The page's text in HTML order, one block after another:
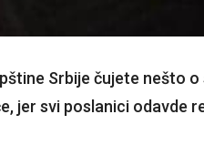
Srbije čujete nešto
jer svi poslanici odavde